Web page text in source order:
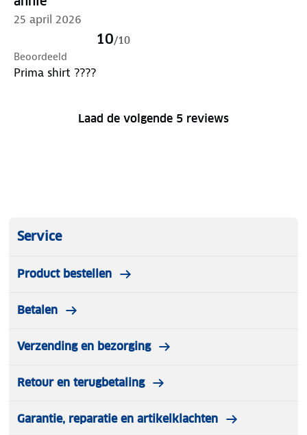
25 april 2026
10/10
Beoordeeld
Prima shirt ????
Laad de volgende 5 reviews
Service
Product bestellen
Betalen
Verzending en bezorging
Retour en terugbetaling
Garantie, reparatie en artikelklachten